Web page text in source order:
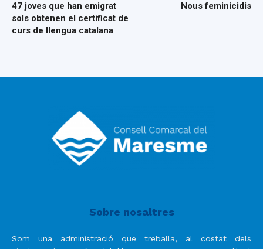
47 joves que han emigrat
sols obtenen el certificat de
curs de llengua catalana
Nous feminicidis
Sobre nosaltres
Som una administració que treballa, al costat dels